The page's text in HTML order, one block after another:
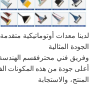
لدينا معدات أوتوماتيكية
الجودة المثالية
وفريق فني محترفقسم الهندسة
أعلى جودة من هذه المكونات
المنتج، والاستجابة